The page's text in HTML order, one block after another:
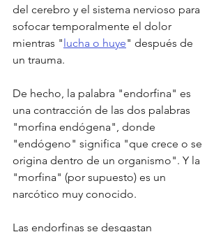
del cerebro y el sistema nervioso para
sofocar temporalmente el dolor
mientras "lucha o huye" después de
un trauma.
De hecho, la palabra "endorfina" es
una contracción de las dos palabras
"morfina endógena", donde
"endógeno" significa "que crece o se
origina dentro de un organismo". Y la
"morfina" (por supuesto) es un
narcótico muy conocido.
Las endorfinas se desgastan